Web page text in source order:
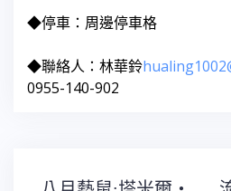
◆停車：周邊停車格
◆聯絡人：林華鈴
0955-140-902
文